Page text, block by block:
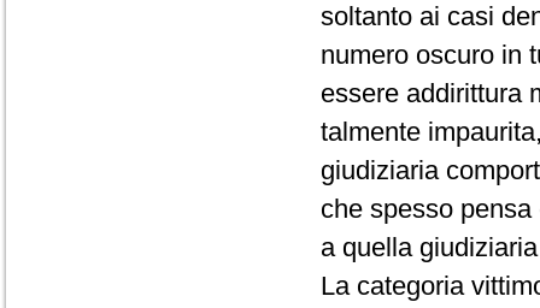
soltanto ai casi
numero oscuro in
essere addirittura
talmente
giudiziaria
che spesso
a quella
La categoria